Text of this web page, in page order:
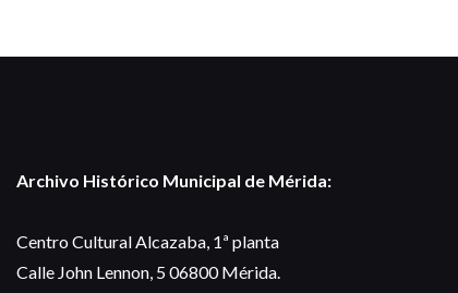
Archivo Histórico Municipal de Mérida:
Centro Cultural Alcazaba, 1ª planta
Calle John Lennon, 5 06800 Mérida.